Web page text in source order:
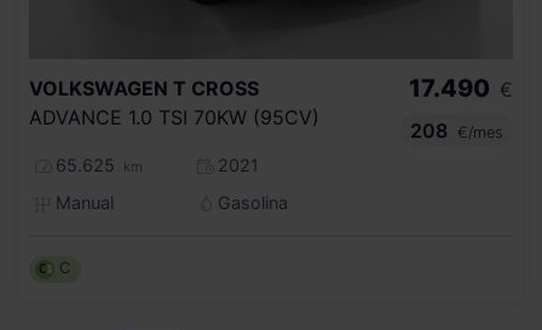
VOLKSWAGEN T CROSS
ADVANCE 1.0 TSI 70KW (95CV)
65.625 km
2021
Manual
Gasolina
17.490 €
208
€/mes
C